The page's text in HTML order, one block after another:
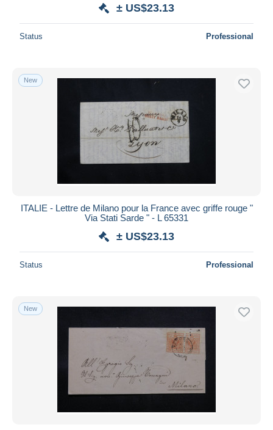
± US$23.13
Status Professional
New
ITALIE - Lettre de Milano pour la France avec griffe rouge "
Via Stati Sarde " - L 65331
± US$23.13
Status Professional
New